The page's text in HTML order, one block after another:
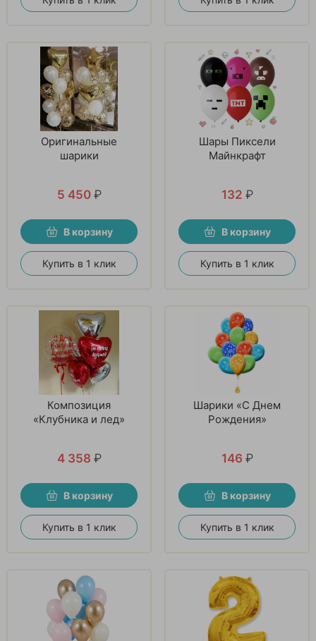
Оригинальные
шарики
5 450 ₽
В корзину
Купить в 1 клик
Шары Пиксели
Майнкрафт
132 ₽
В корзину
Купить в 1 клик
Композиция
«Клубника и лед»
4 358 ₽
В корзину
Купить в 1 клик
Шарики «С Днем
Рождения»
146 ₽
В корзину
Купить в 1 клик